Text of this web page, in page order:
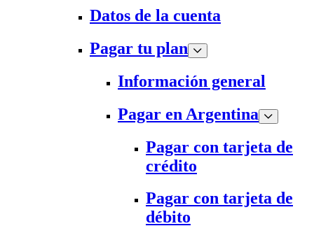
Datos de la cuenta
Pagar tu plan
Información general
Pagar en Argentina
Pagar con tarjeta de
crédito
Pagar con tarjeta de
débito